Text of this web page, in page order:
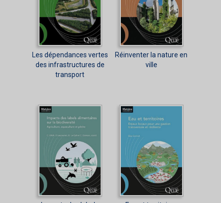
Les dépendances vertes
des infrastructures de
transport
Réinventer la nature en
ville